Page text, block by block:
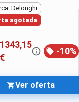
Delonghi
agotada
1343,15
€
-10%
Ver oferta